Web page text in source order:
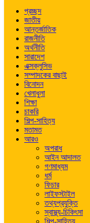
প্রচ্ছদ
জাতীয়
আন্তর্জাতিক
রাজনীতি
অর্থনীতি
সারাদেশ
এক্সক্লুসিভ
সম্পাদকের বাছাই
বিনোদন
খেলাধুলা
শিক্ষা
চাকরি
শিল্প-সাহিত্য
মতামত
আরও
অপরাধ
আইন আদালত
গণমাধ্যম
ধর্ম
ফিচার
লাইফস্টাইল
তথ্যপ্রযুক্তি
স্বাস্থ্য-চিকিৎসা
শিল্প-সাহিত্য